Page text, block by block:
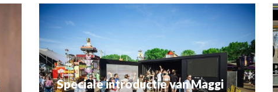
Speciale introductie van Maggi